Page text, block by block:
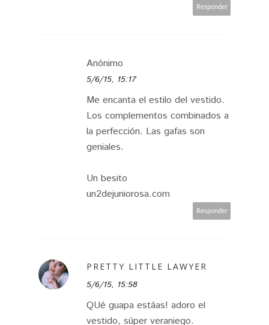
Responder
Anónimo
5/6/15, 15:17
Me encanta el estilo del vestido.
Los complementos combinados a
la perfección. Las gafas son
geniales.
Un besito
un2dejuniorosa.com
Responder
PRETTY LITTLE LAWYER
5/6/15, 15:58
QUé guapa estáas! adoro el
vestido, súper veraniego.